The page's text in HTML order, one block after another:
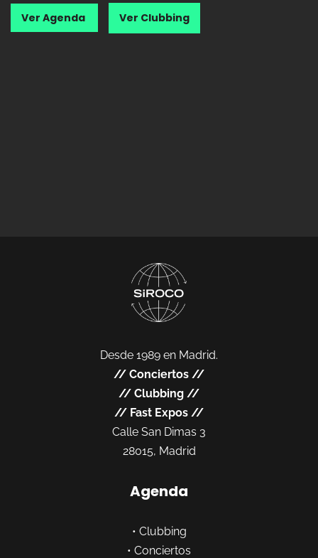
Ver Agenda Ver Clubbing
Desde 1989 en Madrid.
// Conciertos //
// Clubbing //
// Fast Expos //
Calle San Dimas 3
28015, Madrid
Agenda
• Clubbing
• Conciertos